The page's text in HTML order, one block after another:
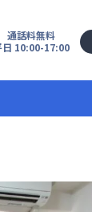
通話料無料
日 10:00-17:00